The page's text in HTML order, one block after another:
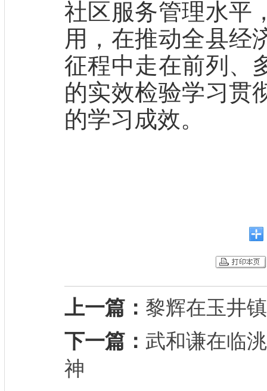
社区服务管理水平
用，在推动全县经
征程中走在前列、
的实效检验学习贯
的学习成效。
上一篇： 黎辉在玉井
下一篇： 武和谦在临
神